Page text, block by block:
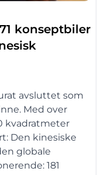
konseptbiler
avsluttet som
Med over
kvadratmeter
Den kinesiske
globale
181